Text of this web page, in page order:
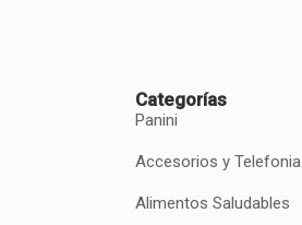
Categorías
Panini
Accesorios y Telefonia
Alimentos Saludables